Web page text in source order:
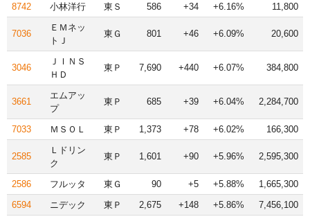
8742 小林洋行 東Ｓ 586 +34 +6.16% 11,800
7036
ＥＭネッ
トＪ
東Ｇ 801 +46 +6.09% 20,600
3046
ＪＩＮＳ
ＨＤ
東Ｐ 7,690 +440 +6.07% 384,800
3661
エムアッ
プ
東Ｐ 685 +39 +6.04% 2,284,700
7033 ＭＳＯＬ 東Ｐ 1,373 +78 +6.02% 166,300
2585
Ｌドリン
ク
東Ｐ 1,601 +90 +5.96% 2,595,300
2586 フルッタ 東Ｇ 90 +5 +5.88%
1,665,300
6594
ニデック 東Ｐ 2,675 +148 +5.86% 7,456,100